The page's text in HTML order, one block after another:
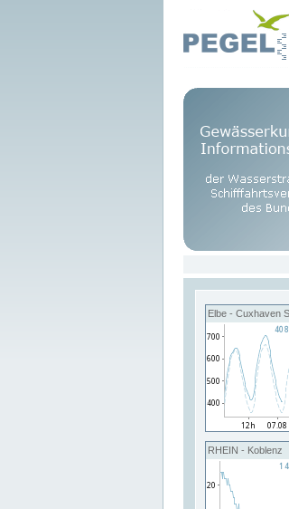
Elbe - Cuxhaven
RHEIN - Koblenz